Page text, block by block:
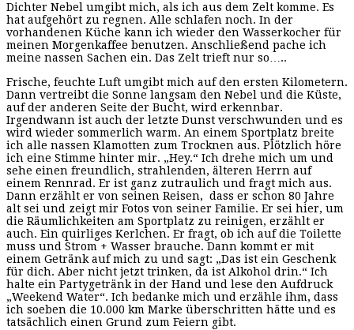
Dichter Nebel umgibt mich, als ich aus dem Zelt komme. Es
hat aufgehört zu regnen. Alle schlafen noch. In der
vorhandenen Küche kann ich wieder den Wasserkocher für
meinen Morgenkaffee benutzen. Anschließend pache ich
meine nassen Sachen ein. Das Zelt trieft nur so…..
Frische, feuchte Luft umgibt mich auf den ersten Kilometern.
Dann vertreibt die Sonne langsam den Nebel und die Küste,
auf der anderen Seite der Bucht, wird erkennbar.
Irgendwann ist auch der letzte Dunst verschwunden und es
wird wieder sommerlich warm. An einem Sportplatz breite
ich alle nassen Klamotten zum Trocknen aus. Plötzlich höre
ich eine Stimme hinter mir. „Hey.“ Ich drehe mich um und
sehe einen freundlich, strahlenden, älteren Herrn auf
einem Rennrad. Er ist ganz zutraulich und fragt mich aus.
Dann erzählt er von seinen Reisen, dass er schon 80 Jahre
alt sei und zeigt mir Fotos von seiner Familie. Er sei hier, um
die Räumlichkeiten am Sportplatz zu reinigen, erzählt er
auch. Ein quirliges Kerlchen. Er fragt, ob ich auf die Toilette
muss und Strom + Wasser brauche. Dann kommt er mit
einem Getränk auf mich zu und sagt: „Das ist ein Geschenk
für dich. Aber nicht jetzt trinken, da ist Alkohol drin.“ Ich
halte ein Partygetränk in der Hand und lese den Aufdruck
„Weekend Water“. Ich bedanke mich und erzähle ihm, dass
ich soeben die 10.000 km Marke überschritten hätte und es
tatsächlich einen Grund zum Feiern gibt.